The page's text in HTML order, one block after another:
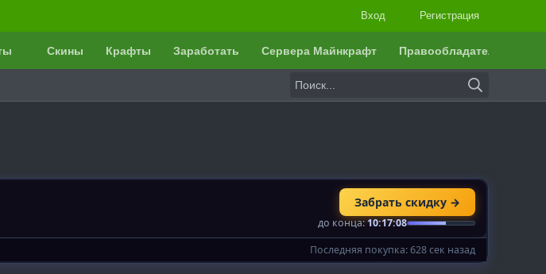
Вход Регистрация
Скины Крафты Заработать Сервера Майнкрафт Правообладателям